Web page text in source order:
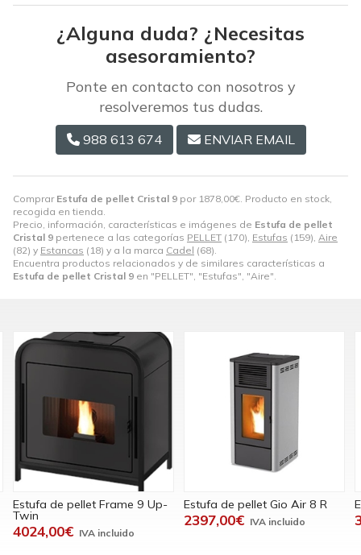
Comprar Estufa de pellet Cristal 9 por 1878,00€ . Producto en stock,
recogida en tienda.
Precio, información, características e imágenes de Estufa de pellet
Cristal 9 pertenece a las categorías PELLET (170), Estufas (159), Aire
(82) y Estancas (18) y a la marca Cadel (68).
Encuentra productos relacionados y de similares características a
Estufa de pellet Cristal 9 en "PELLET", "Estufas", "Aire".
¿Alguna duda? ¿Necesitas
asesoramiento?
Ponte en contacto con nosotros y
resolveremos tus dudas.
988 613 674 ENVIAR EMAIL
de pellet Frame 9 Up- Estufa de pellet Gio Air 8 R
2397,00€
Estufa